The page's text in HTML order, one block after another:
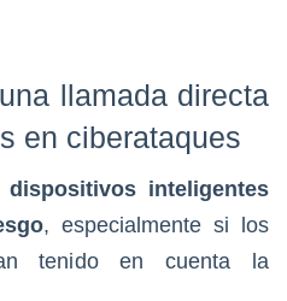
llamada directa
en ciberataques
inteligentes
, especialmente si los
tenido en cuenta la